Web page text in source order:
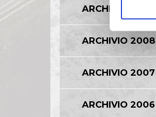
ARCHIVIO 2009
ARCHIVIO 2008
ARCHIVIO 2007
ARCHIVIO 2006